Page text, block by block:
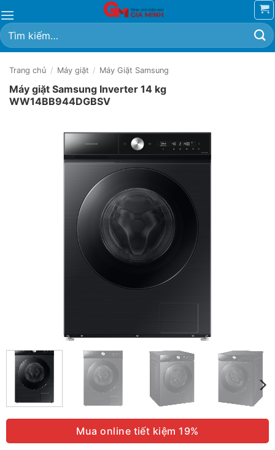
qua
nội
dung
Tìm
kiếm:
Trang chủ / Máy giặt / Máy Giặt Samsung
Máy giặt Samsung Inverter 14 kg
WW14BB944DGBSV
Mua online tiết kiệm 19%